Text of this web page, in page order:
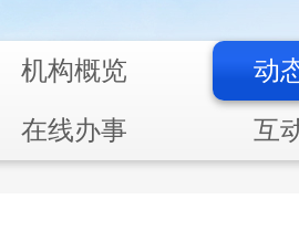
机构概览
动
在线办事
互